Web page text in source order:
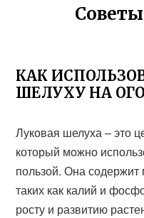
КАК
ШЕЛУХУ НА
Луковая шелуха – это
который можно
пользой. Она
таких как калий и
росту и развитию